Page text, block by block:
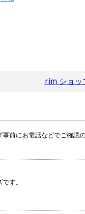
rim ショッ
前にお電話などでご確認
す。